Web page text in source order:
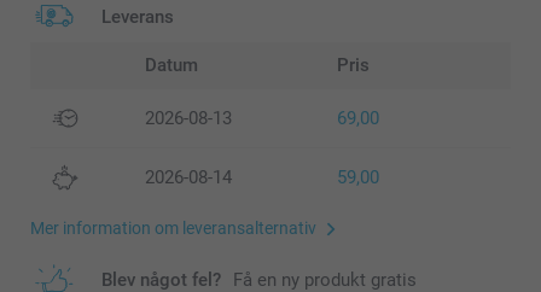
Leverans
Datum Pris
2026-08-13 69,00
2026-08-14 59,00
Mer information om leveransalternativ
Blev något fel? Få en ny produkt gratis